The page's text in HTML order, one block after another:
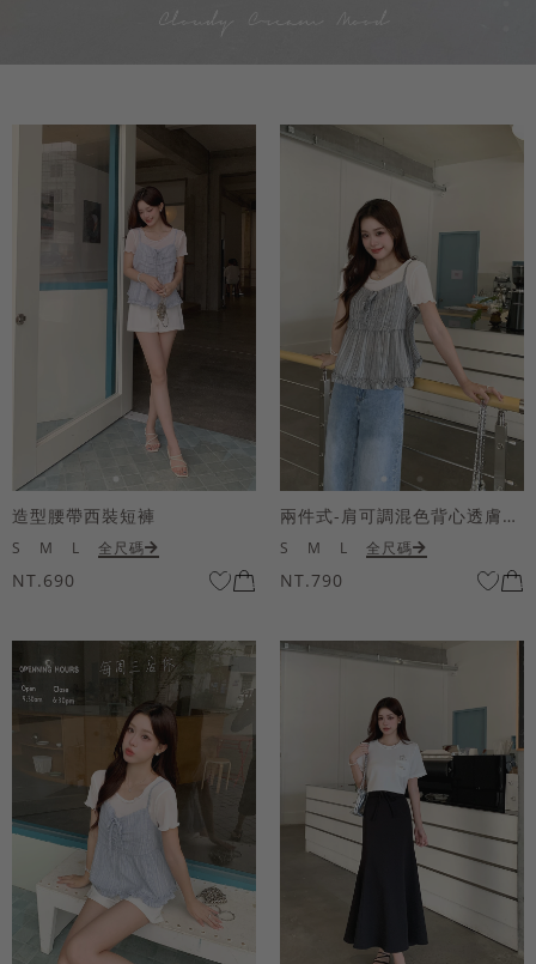
造型腰帶西裝短褲
S M L 全尺碼
NT.690
兩件式-肩可調混色背心透膚上衣套組
S M L 全尺碼
NT.790